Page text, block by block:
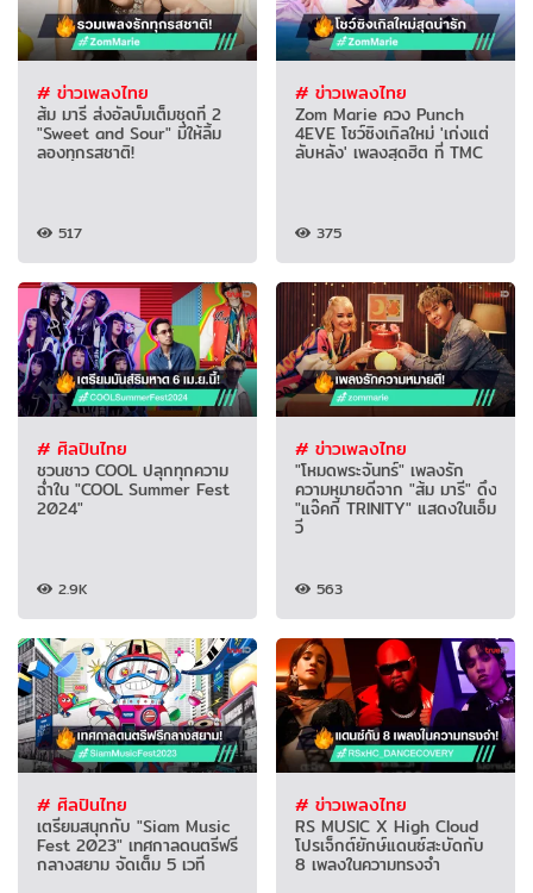
# ข่าวเพลงไทย
ส้ม มารี ส่งอัลบั้มเต็มชุดที่ 2
"Sweet and Sour" มีให้ลิ้ม
ลองทุกรสชาติ!
517
# ข่าวเพลงไทย
Zom Marie ควง Punch
4EVE โชว์ซิงเกิลใหม่ 'เก่งแต่
ลับหลัง' เพลงสุดฮิต ที่ TMC
375
# ศิลปินไทย
ชวนชาว COOL ปลุกทุกความ
ฉ่ำใน "COOL Summer Fest
2024"
2.9K
# ข่าวเพลงไทย
"โหมดพระจันทร์" เพลงรัก
ความหมายดีจาก "ส้ม มารี" ดึง
"แจ๊คกี้ TRINITY" แสดงในเอ็ม
วี
563
# ศิลปินไทย
เตรียมสนุกกับ "Siam Music
Fest 2023" เทศกาลดนตรีฟรี
กลางสยาม จัดเต็ม 5 เวที
# ข่าวเพลงไทย
RS MUSIC X High Cloud
โปรเจ็กต์ยักษ์แดนซ์สะบัดกับ
8 เพลงในความทรงจำ